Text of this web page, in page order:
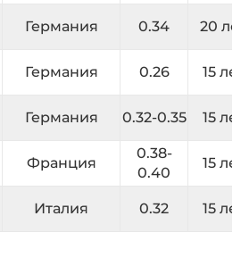
Германия 0.34 20
Германия 0.26 15
Германия 0.32-0.35 15
Франция
0.38-
0.40
15
Италия 0.32 15